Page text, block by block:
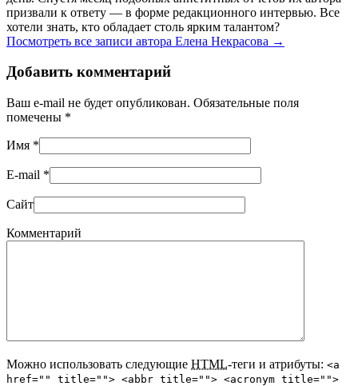
призвали к ответу — в форме редакционного интервью. Все
хотели знать, кто обладает столь ярким талантом?
Посмотреть все записи автора Елена Некрасова →
Добавить комментарий
Ваш e-mail не будет опубликован. Обязательные поля
помечены *
Имя *
E-mail *
Сайт
Комментарий
Можно использовать следующие HTML-теги и атрибуты: <a
href="" title=""> <abbr title=""> <acronym title="">